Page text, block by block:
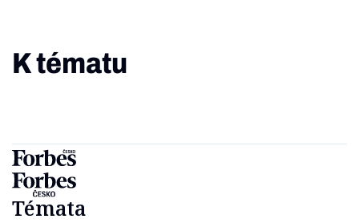
K tématu
Témata